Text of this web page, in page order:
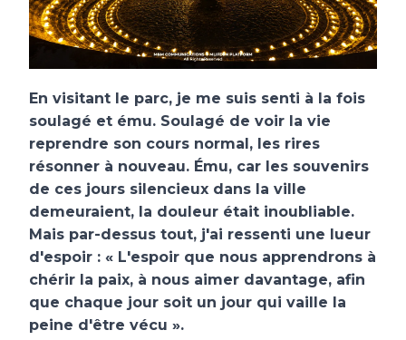
En visitant le parc, je me suis senti à la fois
soulagé et ému. Soulagé de voir la vie
reprendre son cours normal, les rires
résonner à nouveau. Ému, car les souvenirs
de ces jours silencieux dans la ville
demeuraient, la douleur était inoubliable.
Mais par-dessus tout, j'ai ressenti une lueur
d'espoir : « L'espoir que nous apprendrons à
chérir la paix, à nous aimer davantage, afin
que chaque jour soit un jour qui vaille la
peine d'être vécu ».